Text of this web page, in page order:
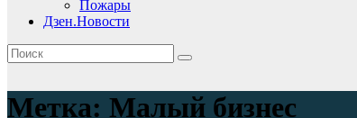
Пожары
Дзен.Новости
Метка: Малый бизнес